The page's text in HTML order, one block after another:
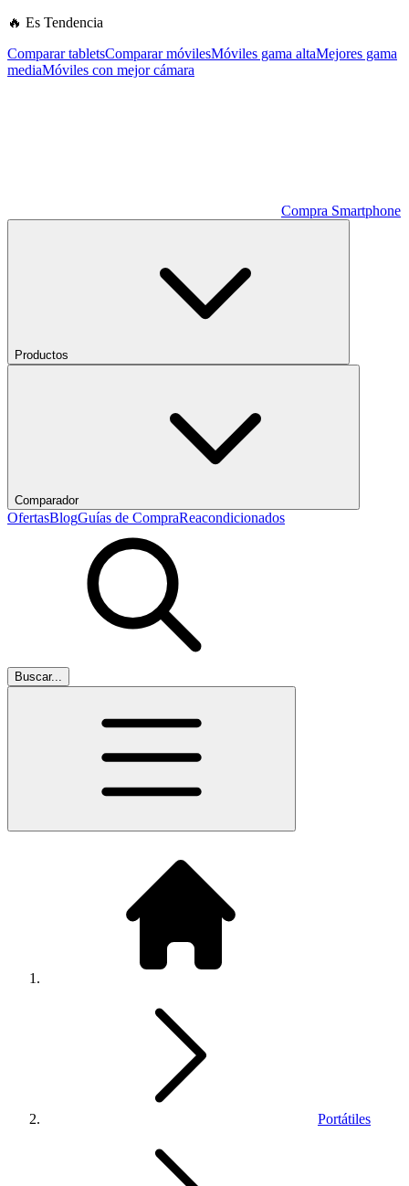
🔥 Es Tendencia
Comparar tabletsComparar móvilesMóviles gama altaMejores gama
mediaMóviles con mejor cámara
Compra Smartphone
Productos
Comparador
OfertasBlogGuías de CompraReacondicionados
Buscar...
Portátiles